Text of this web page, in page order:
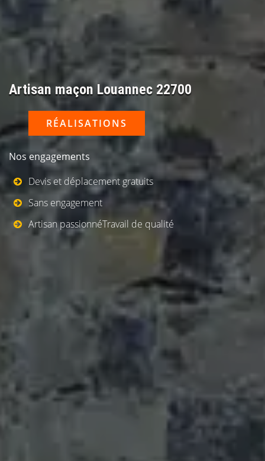
Artisan maçon Louannec 22700
RÉALISATIONS
Nos engagements
Devis et déplacement gratuits
Sans engagement
Artisan passionnéTravail de qualité